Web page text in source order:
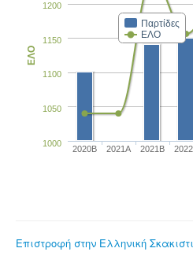
Παρτίδες
ΕΛΟ
2020B 2021A 2021B
1000
1050
1100
1150
1200
ΕΛΟ
Επιστροφή στην Ελληνική